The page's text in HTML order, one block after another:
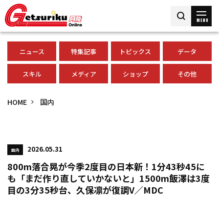
MENU
ニュース 特集記事 トピックス データ
スキル メディア ショップ その他
HOME 国内
国内 2026.05.31
800m落合晃が今季2度目の日本新！1分43秒45に
も「まだ作り直していかないと」1500m飯澤は3度
目の3分35秒台、久保凛が復調V／MDC